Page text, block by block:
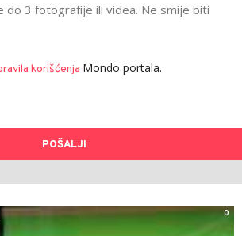
do 3 fotografije ili videa. Ne smije biti
korišćenja Mondo portala.
POŠALJI
0